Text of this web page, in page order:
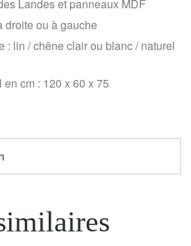
Landes et panneaux MDF
droite ou à gauche
: lin / chêne clair ou blanc / naturel
cm : 120 x 60 x 75